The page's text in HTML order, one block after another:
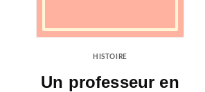
HISTOIRE
Un professeur en